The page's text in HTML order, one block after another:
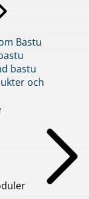
Bastu
bastu
och